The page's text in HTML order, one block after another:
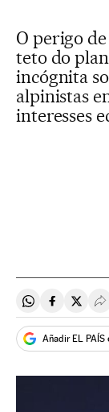
O perigo
teto do
incógnita
alpinistas
interesses
Compartir en
Compartir
Añadir EL PAÍS